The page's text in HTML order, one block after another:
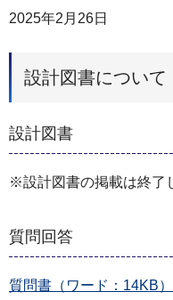
2025年2月26日
設計図書について
設計図書
※設計図書の掲載は終了
質問回答
質問書（ワード：14KB）